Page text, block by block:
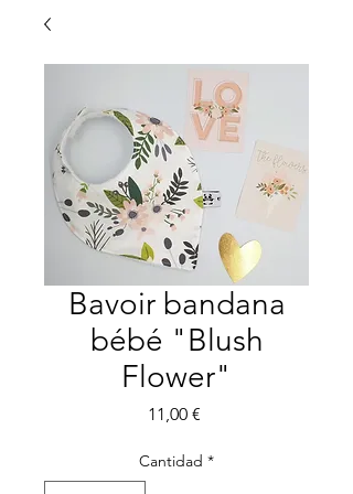
Bavoir bandana
bébé "Blush
Flower"
11,00 €Precio
Cantidad *